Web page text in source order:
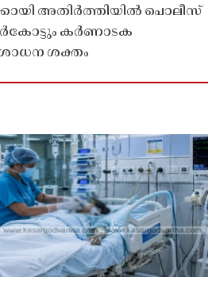
അതിർത്തിയിൽ പൊലീസ്
കർണാടക
ശക്തം